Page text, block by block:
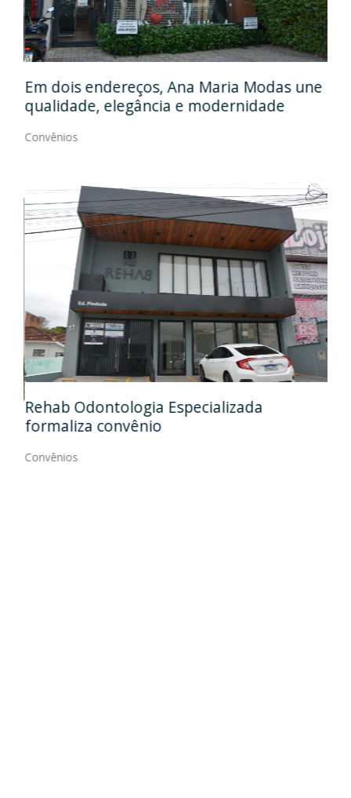
Em dois endereços, Ana Maria Modas une
qualidade, elegância e modernidade
Convênios
Rehab Odontologia Especializada
formaliza convênio
Convênios